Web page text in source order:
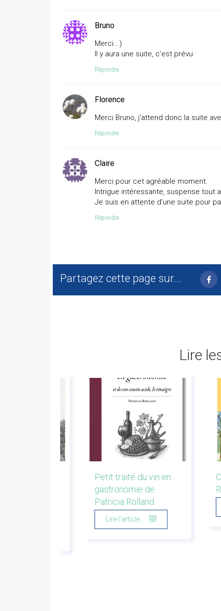
Bruno
Merci...)
Il y aura une suite, c'est prévu
Répondre
Florence
Merci Bruno, j'attend donc la suite
Répondre
Claire
Merci pour cet agréable moment.
Intrigue intéressante, suspense tout
Je suis en attente d’une suite pour
Répondre
Partagez cette page sur...
Lire
Petit traité du vin en
gastronomie de
Patricia Rolland
Lire l'article...